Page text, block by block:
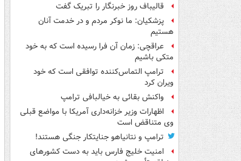
قالیباف روز خبرنگار را تبریک گفت
پزشکیان: ما نوکر مردم و در خدمت آنان
هستیم
عراقچی: زمان آن فرا رسیده است که به خود
متکی باشیم
ترامپ التماس‌کننده توافقی است که خود
ویران کرد
واکنش بقائی به خیالبافی ترامپ
اظهارات وزیر خزانه‌داری آمریکا با مواضع قبلی
وی متناقض است
ترامپ و نتانیاهو جنایتکار جنگی هستند!
امنیت خلیج فارس باید به دست کشورهای